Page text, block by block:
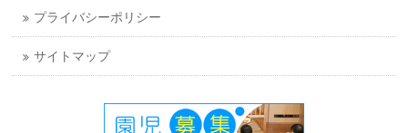
プライバシーポリシー
サイトマップ